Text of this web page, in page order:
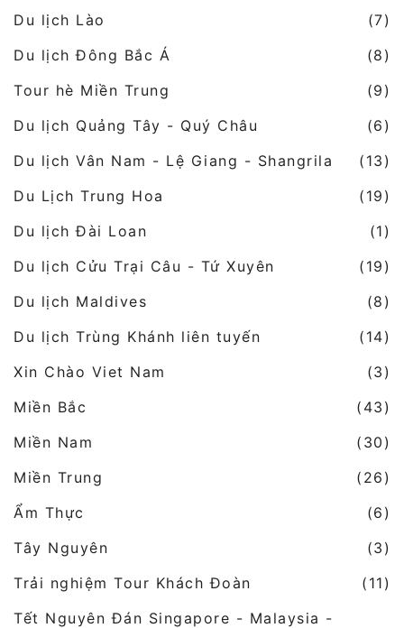
Du lịch Lào
(7)
Du lịch Đông Bắc Á
(8)
Tour hè Miền Trung
(9)
Du lịch Quảng Tây - Quý Châu
(6)
Du lịch Vân Nam - Lệ Giang - Shangrila
(13)
Du Lịch Trung Hoa
(19)
Du lịch Đài Loan
(1)
Du lịch Cửu Trại Câu - Tứ Xuyên
(19)
Du lịch Maldives
(8)
Du lịch Trùng Khánh liên tuyến
(14)
Xin Chào Viet Nam
(3)
Miền Bắc
(43)
Miền Nam
(30)
Miền Trung
(26)
Ẩm Thực
(6)
Tây Nguyên
(3)
Trải nghiệm Tour Khách Đoàn
(11)
Tết Nguyên Đán Singapore - Malaysia -